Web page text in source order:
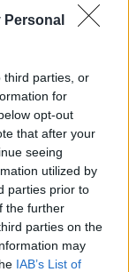
Personal
third parties, or
for
opt-out
that after your
seeing
utilized by
parties prior to
the further
parties on the
may
IAB’s List of
Playing